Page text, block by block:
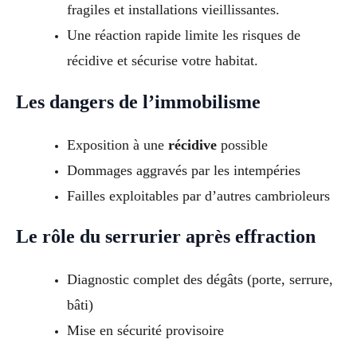
fragiles et installations vieillissantes.
Une réaction rapide limite les risques de
récidive et sécurise votre habitat.
Les dangers de l’immobilisme
Exposition à une récidivepossible
Dommages aggravés par les intempéries
Failles exploitables par d’autres cambrioleurs
Le rôle du serrurier après effraction
Diagnostic complet des dégâts (porte, serrure,
bâti)
Mise en sécurité provisoire